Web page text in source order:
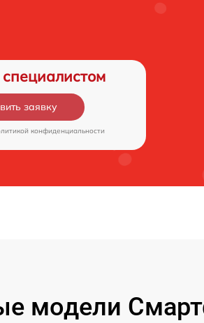
заявку
конфиденциальности
модели